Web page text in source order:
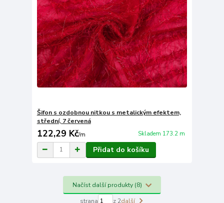
Šifon s ozdobnou nitkou s metalickým efektem,
střední, 7 červená
122,29 Kč/m Skladem 173.2 m
Přidat do košíku
Načíst další produkty (8)
strana z 2další